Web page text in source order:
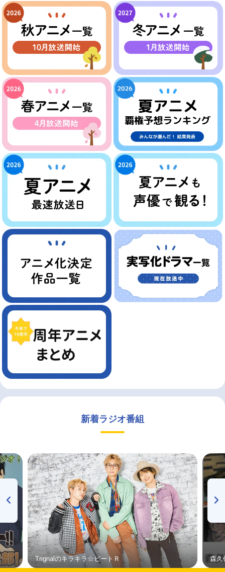
新着ラジオ番組
Trignalのキラキラ☆ビートＲ 森久